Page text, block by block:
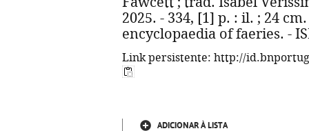
2025. - 334, [1] p. : il. ; 24
encyclopaedia of faeries. -
Link persistente: http://
ADICIONAR À LISTA